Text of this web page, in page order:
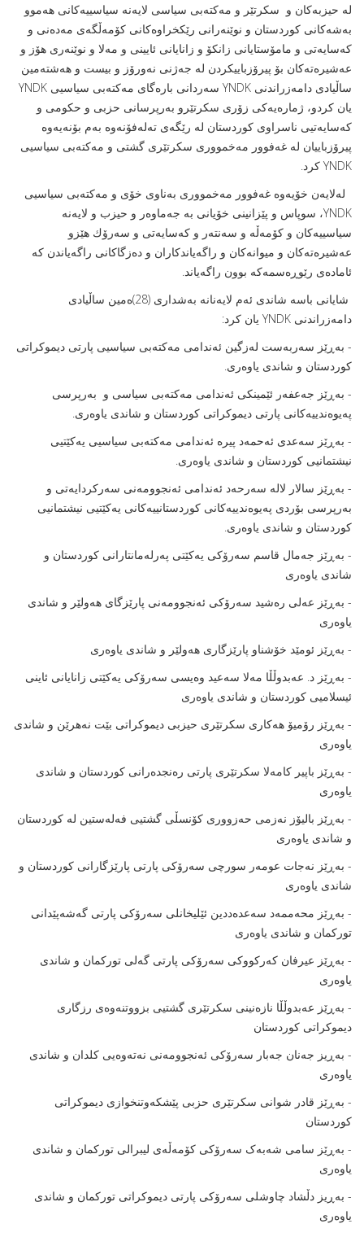
له‌ حیزبه‌كان و ‌ سكرتێر و مه‌كته‌بی سیاسی لایه‌نه‌ سیاسییه‌كانی هه‌موو
بەشه‌كانی كوردستان و نوێنه‌رانى رێكخراوەکانى کۆمەڵگەى مەدەنى و
كه‌سایه‌تی و مامۆستایانی زانكۆ و زانایانی ئایینی و مه‌لا و نوێنه‌ری هۆز و
عه‌شیره‌ته‌كان بۆ پیرۆزباییكردن له‌ جه‌ژنی نه‌ورۆز و بیست و هەشته‌مین
ساڵیادی دامه‌زراندنی YNDK سه‌ردانى بارەگاى مەکتەبى سیاسیى YNDK
یان كردو، ژمارەیەکى زۆرى سکرتێرو بەرپرسانى حزبى و حکومى و
کەسایەتیى ناسراوى کوردستان لە رێگەى تەلەفۆنەوە به‌م بۆنه‌یه‌وه‌
پیرۆزبایيان لە غه‌فوور مه‌خمووری سكرتێری گشتی و مه‌كته‌بی سیاسیی
YNDK كرد.
لەلایەن خۆیەوە غه‌فوور مه‌خمووری بەناوى خۆى و مه‌كته‌بی سیاسيی
YNDK، سوپاس و پێزانینى خۆیانى بە جه‌ماوه‌ر و حیزب و لایه‌نه‌
سیاسییه‌كان و كۆمه‌ڵه‌ و سه‌نته‌ر و كه‌سایه‌تی و سه‌رۆك هێزو
عه‌شیره‌ته‌كان و میوانەکان و راگه‌یاندكاران و ده‌زگاكانی راگه‌یاندن كه
‌ئاماده‌ی رێوڕه‌سمه‌كه‌ بوون راگەیاند.
شايانى باسە شاندى ئەم لایەنانە بەشدارى (28)ەمین ساڵیادى
دامەزراندنى YNDK یان کرد:
- بەڕێز سەربەست لەزگین ئەندامى مەکتەبى سیاسیى پارتى دیموکراتى
کوردستان و شاندى یاوەرى.
- بەڕێز جەعفەر ئێمینکى ئەندامى مەکتەبى سیاسى و بەرپرسى
پەیوەندییەکانى پارتى دیموکراتى کوردستان و شاندى ياوەرى.
- بەڕێز سەعدى ئەحمەد پیرە ئەندامى مەکتەبى سیاسیى یەکێتیى
نیشتمانیى کوردستان و شاندى یاوەرى.
- بەڕێز سالار لالە سەرحەد ئەندامى ئەنجوومەنى سەرکردایەتى و
بەرپرسى بۆردى پەیوەندییەکانى کوردستانییەکانى یەکێتیى نیشتمانیى
کوردستان و شاندى یاوەرى.
- بەڕێز جەمال قاسم سەرۆکى یەکێتى پەرلەمانتارانى کوردستان و
شاندى یاوەرى
- بەڕێز عەلى رەشید سەرۆکى ئەنجوومەنى پارێزگاى هەولێر و شاندى
یاوەرى
- بەڕێز ئومێد خۆشناو پارێزگارى هەولێر و شاندى یاوەرى
- بەڕێز د. عەبدوڵڵا مەلا سەعید وەیسى سەرۆکى یەکێتى زانایانى ئاینى
ئیسلامیى کوردستان و شاندى یاوەرى
- بەڕێز رۆمیۆ هەکارى سکرتێرى حیزبى دیموکراتى بێت نەهرێن و شاندى
یاوەرى
- بەڕێز باپیر کامەلا سکرتێرى پارتى رەنجدەرانى کوردستان و شاندى
یاوەرى
- بەڕێز بالیۆز نەزمى حەزوورى کۆنسڵى گشتیى فەلەستین لە کوردستان
و شاندى یاوەرى
- بەڕێز نەجات عومەر سورچى سەرۆکى پارتى پارێزگارانى کوردستان و
شاندى یاوەرى
- بەڕێز محەممەد سەعدەددین ئێلیخانلى سەرۆکى پارتى گەشەپێدانى
تورکمان و شاندى یاوەرى
- بەڕێز عیرفان کەرکووکى سەرۆکى پارتى گەلى تورکمان و شاندى
یاوەرى
- بەڕێز عەبدوڵڵا نازەنینى سکرتێرى گشتیى بزووتنەوەى رزگارى
دیموکراتى کوردستان
- بەڕیز جەنان جەبار سەرۆکى ئەنجوومەنى نەتەوەیى کلدان و شاندى
یاوەرى
- بەڕێز قادر شوانى سکرتێرى حزبى پێشکەوتنخوازى دیموکراتى
کوردستان
- بەڕێز سامى شەبەک سەرۆکى کۆمەڵەى لیبرالى تورکمان و شاندى
یاوەرى
- بەڕیز دڵشاد چاوشلى سەرۆکى پارتى دیموکراتى تورکمان و شاندى
یاوەرى